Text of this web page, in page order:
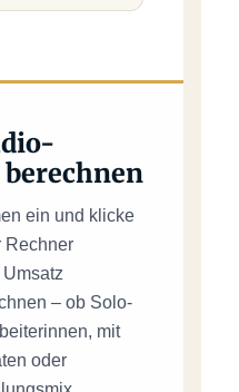
ein und klicke
Rechner
– ob Solo-
mit
oder